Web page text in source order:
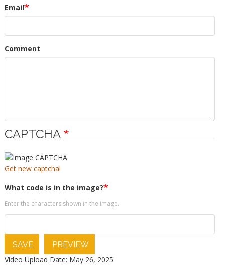
Email
Comment
CAPTCHA
Get new captcha!
What code is in the image?
Enter the characters shown in the image.
SAVE
PREVIEW
Video Upload Date: May 26, 2025